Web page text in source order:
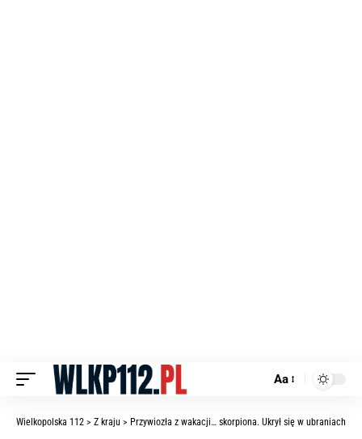
Aa
Wielkopolska 112 > Z kraju > Przywiozła z wakacji… skorpiona. Ukrył się w ubraniach